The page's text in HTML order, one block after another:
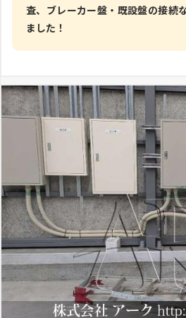
査、ブレーカー盤・既設盤の接続
ました！